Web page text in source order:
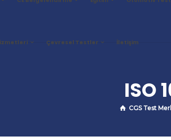
Çevresel Testler İletişim
ISO
CGS Test